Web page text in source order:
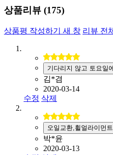
상품리뷰 (175)
상품평 작성하기 새 창 리뷰 전
기다리지 않고 토요일
김*겸
2020-03-14
수정 삭제
오일교환,휠얼라이먼
박*윤
2020-03-13